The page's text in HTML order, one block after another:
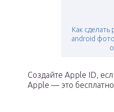
Как
android
Создайте Apple ID,
Apple — это